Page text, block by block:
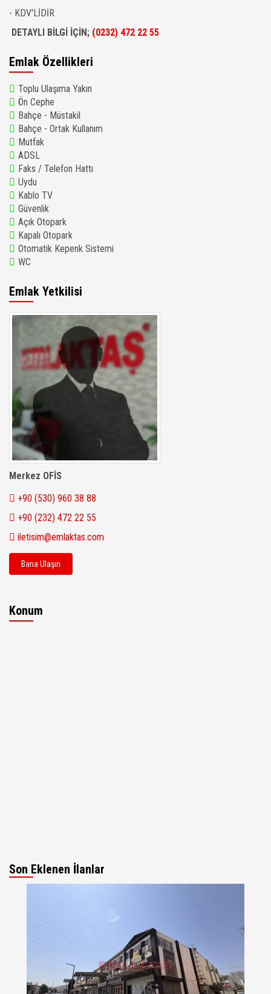
- KDV'LİDİR
DETAYLI BİLGİ İÇİN; (0232) 472 22 55
Emlak Özellikleri
Toplu Ulaşıma Yakın
Ön Cephe
Bahçe - Müstakil
Bahçe - Ortak Kullanım
Mutfak
ADSL
Faks / Telefon Hattı
Uydu
Kablo TV
Güvenlik
Açık Otopark
Kapalı Otopark
Otomatik Kepenk Sistemi
WC
Emlak Yetkilisi
Merkez OFİS
+90 (530) 960 38 88
+90 (232) 472 22 55
iletisim@emlaktas.com
Bana Ulaşın
Konum
Son Eklenen İlanlar